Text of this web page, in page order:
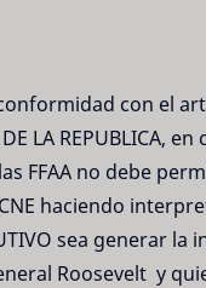
con el
LA REPUBLICA,
FFAA no debe
haciendo
sea generar la
Roosevelt y